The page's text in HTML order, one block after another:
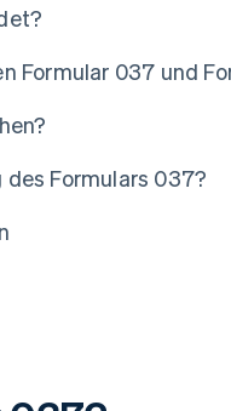
Formular 037 und
Formulars 037?